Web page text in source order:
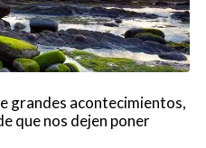
grandes acontecimientos,
que nos dejen poner